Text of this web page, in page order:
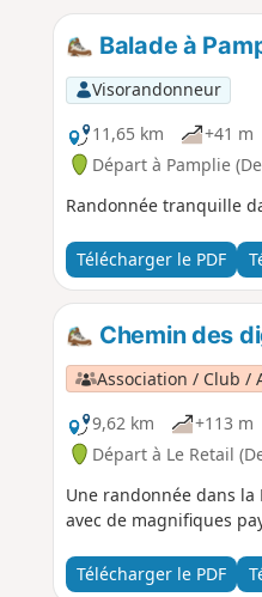
Balade à
Visorandonneur
11,65 km
+41 m
Départ à Pamplie
Randonnée tranquille
Télécharger le PDF
Chemin des
Association / Club /
9,62 km
+113 m
Départ à Le Retail
Une randonnée dans
avec de magnifiques
Télécharger le PDF